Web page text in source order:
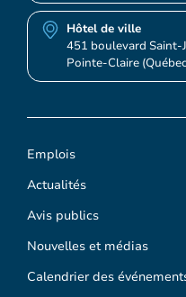
Emplois
Actualités
Avis publics
Nouvelles et médias
Calendrier des
Hôtel de ville
451 boulevard Saint-
Pointe-Claire